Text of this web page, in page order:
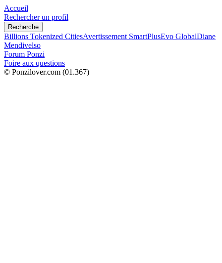
Accueil
Rechercher un profil
Recherche
Billions Tokenized CitiesAvertissement SmartPlusEvo GlobalDiane
Mendivelso
Forum Ponzi
Foire aux questions
© Ponzilover.com (01.367)